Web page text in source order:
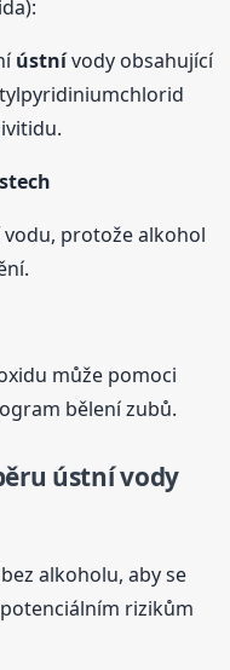
ústnívody obsahující
vodu, protože alkohol
může pomoci
bělení zubů.
ústnívody
alkoholu, aby se
rizikům